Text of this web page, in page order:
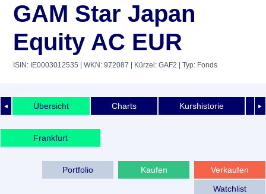
GAM Star Japan
Equity AC EUR
ISIN: IE0003012535 | WKN: 972087 | Kürzel: GAF2 | Typ: Fonds
◄ ►
Übersicht Charts Kurshistorie
Frankfurt
Verkaufen
Kaufen
Portfolio
Watchlist